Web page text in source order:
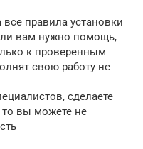
правила установки
вам нужно помощь,
к проверенным
свою работу не
сделаете
то вы можете не